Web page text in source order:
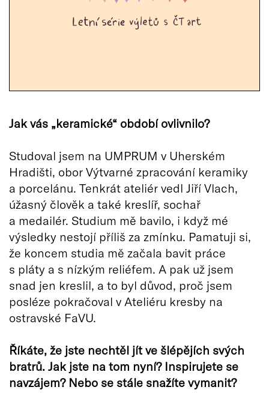
Jak vás „keramické“ období ovlivnilo?
Studoval jsem na UMPRUM v Uherském
Hradišti, obor Výtvarné zpracování keramiky
a porcelánu. Tenkrát ateliér vedl Jiří Vlach,
úžasný člověk a také kreslíř, sochař
a medailér. Studium mě bavilo, i když mé
výsledky nestojí příliš za zmínku. Pamatuji si,
že koncem studia mě začala bavit práce
s pláty a s nízkým reliéfem. A pak už jsem
snad jen kreslil, a to byl důvod, proč jsem
posléze pokračoval v Ateliéru kresby na
ostravské FaVU.
Říkáte, že jste nechtěl jít ve šlépějích svých
bratrů. Jak jste na tom nyní? Inspirujete se
navzájem? Nebo se stále snažíte vymanit?